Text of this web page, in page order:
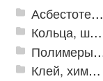
Асбестотехнические и теплоизоляционные материалы
Кольца, шайбы, манжеты
Полимеры и
Клей, химия, сопутствующие товары